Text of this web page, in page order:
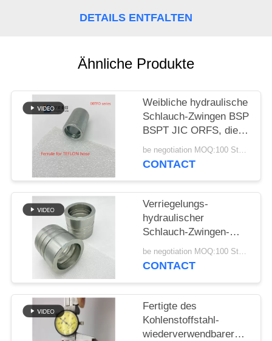
PRIVACY
POLICY
DETAILS ENTFALTEN
Ähnliche Produkte
Weibliche hydraulische
Schlauch-Zwingen BSP
BSPT JIC ORFS, die
Edelstahl ineinander
greifen
be negotiation MOQ:100 Stücke
CONTACT
Verriegelungs-
hydraulischer
Schlauch-Zwingen-
Kohlenstoffstahl-
galvanisierter
be negotiation MOQ:100 Stücke
CONTACT
Fertigte des
Kohlenstoffstahl-
wiederverwendbarer